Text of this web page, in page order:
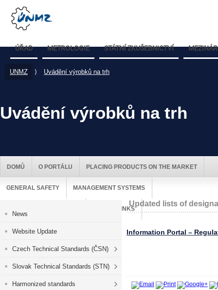
ÚŘAD METROLOGIE STÁTNÍ ZKUŠEBNICTVÍ
UNMZ ⟩ Uvádění výrobků na trh
Uvádění výrobků na trh
DOMŮ O PORTÁLU PLACING PRODUCTS ON THE MARKET
GENERAL SAFETY MANAGEMENT SYSTEMS
USEFUL LINKS
News
Website Update
Czech Technical Standards (ČSN)
Slovak Technical Standards (STN)
Harmonized standards
Updated lists of
Information Portal –